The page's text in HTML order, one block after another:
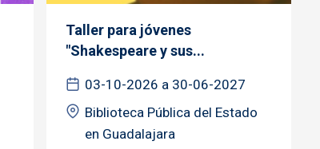
Taller para jóvenes
"Shakespeare y sus...
03-10-2026 a 30-06-2027
Biblioteca Pública del Estado
en Guadalajara